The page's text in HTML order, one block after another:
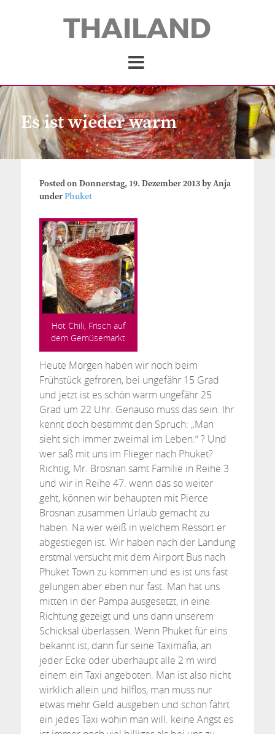
THAILAND
Es ist wieder warm
Posted on Donnerstag, 19. Dezember 2013byAnja
underPhuket
Hot Chili, Frisch auf
dem Gemüsemarkt
Heute Morgen haben wir noch beim
Frühstück gefroren, bei ungefähr 15 Grad
und jetzt ist es schön warm ungefähr 25
Grad um 22 Uhr. Genauso muss das sein. Ihr
kennt doch bestimmt den Spruch: „Man
sieht sich immer zweimal im Leben.“ ? Und
wer saß mit uns im Flieger nach Phuket?
Richtig, Mr. Brosnan samt Familie in Reihe 3
und wir in Reihe 47. wenn das so weiter
geht, können wir behaupten mit Pierce
Brosnan zusammen Urlaub gemacht zu
haben. Na wer weiß in welchem Ressort er
abgestiegen ist. Wir haben nach der Landung
erstmal versucht mit dem Airport Bus nach
Phuket Town zu kommen und es ist uns fast
gelungen aber eben nur fast. Man hat uns
mitten in der Pampa ausgesetzt, in eine
Richtung gezeigt und uns dann unserem
Schicksal überlassen. Wenn Phuket für eins
bekannt ist, dann für seine Taximafia, an
jeder Ecke oder überhaupt alle 2 m wird
einem ein Taxi angeboten. Man ist also nicht
wirklich allein und hilflos, man muss nur
etwas mehr Geld ausgeben und schon fährt
ein jedes Taxi wohin man will. keine Angst es